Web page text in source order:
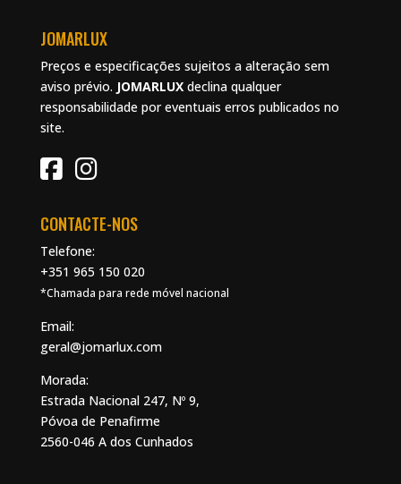
JOMARLUX
Preços e especificações sujeitos a alteração sem
aviso prévio. JOMARLUXdeclina qualquer
responsabilidade por eventuais erros publicados no
site.
CONTACTE-NOS
Telefone:
+351 965 150 020
*Chamada para rede móvel nacional
Email:
geral@jomarlux.com
Morada:
Estrada Nacional 247, Nº 9,
Póvoa de Penafirme
2560-046 A dos Cunhados